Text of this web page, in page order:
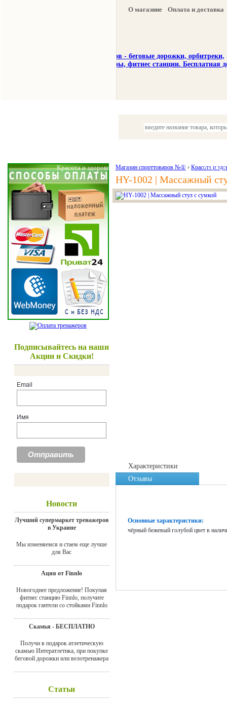
О магазине Оплата и доставка
Красота и здоровье Акции и
Подписывайтесь на наши
Акции и Скидки!
Email
Имя
Новости
Лучший супермаркет тренажеров
в Украине
Мы изменяемся и стаем еще лучше
для Вас
Ация от Finnlo
Новогоднее предложение! Покупая
фитнес станцию Finnlo, получите
подарок гантели со стойками Finnlo
Скамья - БЕСПЛАТНО
Получи в подарок атлетическую
скамью Интератлетика, при покупке
беговой дорожки или велотренажера
Статьи
Магазин спорттоваров №① › Красота и
HY-1002 | Массажный
Характеристики
Отзывы
Основные характеристики:
чёрный бежевый голубой цвет в